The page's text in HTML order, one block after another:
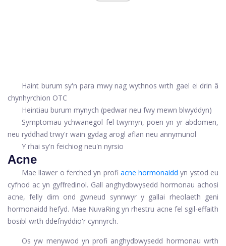
Haint burum sy'n para mwy nag wythnos wrth gael ei drin â
chynhyrchion OTC
Heintiau burum mynych (pedwar neu fwy mewn blwyddyn)
Symptomau ychwanegol fel twymyn, poen yn yr abdomen,
neu ryddhad trwy'r wain gydag arogl aflan neu annymunol
Y rhai sy'n feichiog neu'n nyrsio
Acne
Mae llawer o ferched yn profi acne hormonaidd yn ystod eu
cyfnod ac yn gyffredinol. Gall anghydbwysedd hormonau achosi
acne, felly dim ond gwneud synnwyr y gallai rheolaeth geni
hormonaidd hefyd. Mae NuvaRing yn rhestru acne fel sgil-effaith
bosibl wrth ddefnyddio'r cynnyrch.
Os yw menywod yn profi anghydbwysedd hormonau wrth